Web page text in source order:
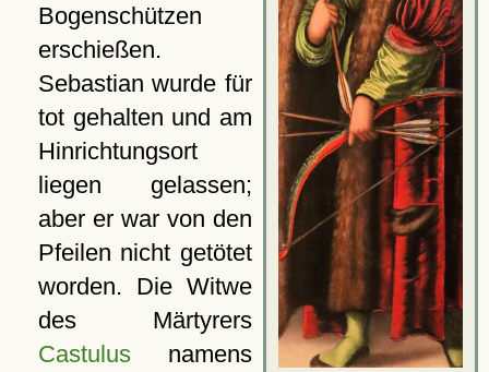
Bogenschützen
erschießen.
Sebastian wurde für
tot gehalten und am
Hinrichtungsort
liegen gelassen;
aber er war von den
Pfeilen nicht getötet
worden. Die Witwe
des Märtyrers
Castulusnamens